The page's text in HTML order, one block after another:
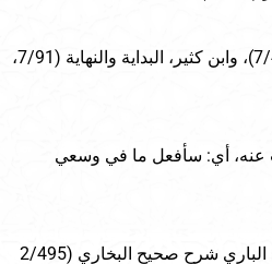
() البيهقي، دلائل النبوة (7/47)، وابن كثير، البداية والنهاية (7/91،
عنه، أي: سأفعل ما في وسعي
() ابن حجر العسقلاني، فتح الباري شرح صحيح البخاري (2/495